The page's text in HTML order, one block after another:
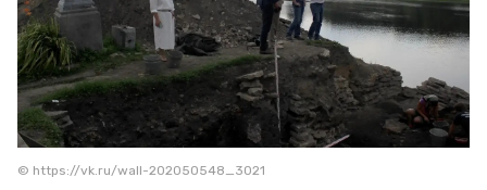
© https://vk.ru/wall-202050548_3021